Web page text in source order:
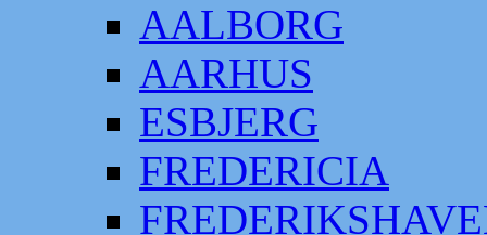
AALBORG
AARHUS
ESBJERG
FREDERICIA